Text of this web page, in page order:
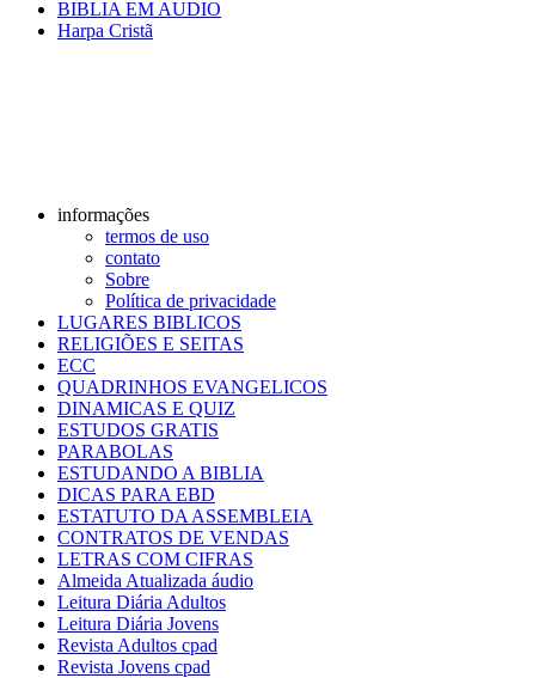
BIBLIA EM AUDIO
Harpa Cristã
informações
termos de uso
contato
Sobre
Política de privacidade
LUGARES BIBLICOS
RELIGIÕES E SEITAS
ECC
QUADRINHOS EVANGELICOS
DINAMICAS E QUIZ
ESTUDOS GRATIS
PARABOLAS
ESTUDANDO A BIBLIA
DICAS PARA EBD
ESTATUTO DA ASSEMBLEIA
CONTRATOS DE VENDAS
LETRAS COM CIFRAS
Almeida Atualizada áudio
Leitura Diária Adultos
Leitura Diária Jovens
Revista Adultos cpad
Revista Jovens cpad